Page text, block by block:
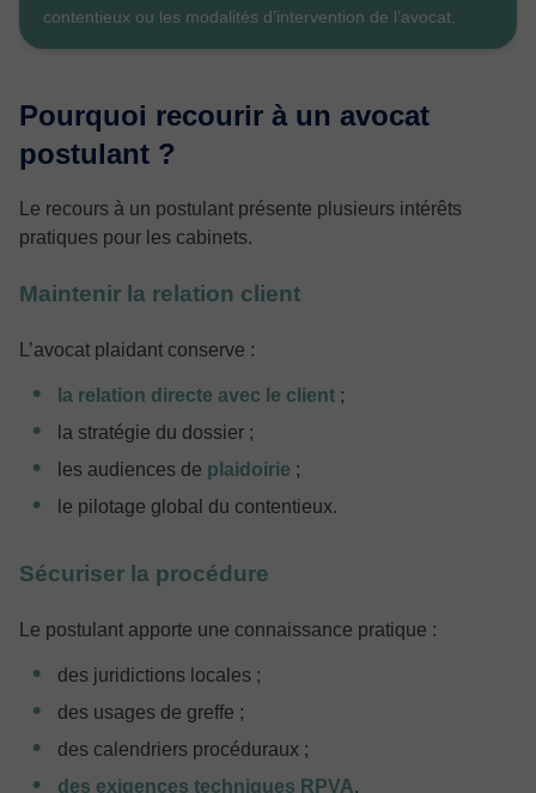
contentieux ou les modalités d’intervention de l’avocat.
Pourquoi recourir à un avocat
postulant ?
Le recours à un postulant présente plusieurs intérêts
pratiques pour les cabinets.
Maintenir la relation client
L’avocat plaidant conserve :
la relation directe avec le client ;
la stratégie du dossier ;
les audiences de plaidoirie ;
le pilotage global du contentieux.
Sécuriser la procédure
Le postulant apporte une connaissance pratique :
des juridictions locales ;
des usages de greffe ;
des calendriers procéduraux ;
des exigences techniques RPVA.